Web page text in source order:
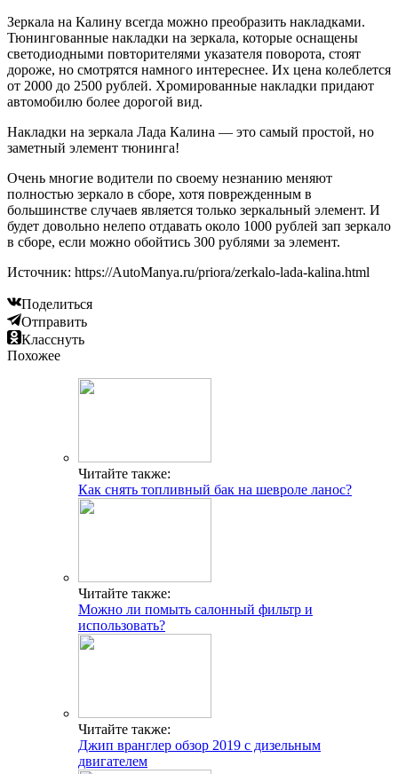
Зеркала на Калину всегда можно преобразить накладками.
Тюнингованные накладки на зеркала, которые оснащены
светодиодными повторителями указателя поворота, стоят
дороже, но смотрятся намного интереснее. Их цена колеблется
от 2000 до 2500 рублей. Хромированные накладки придают
автомобилю более дорогой вид.
Накладки на зеркала Лада Калина — это самый простой, но
заметный элемент тюнинга!
Очень многие водители по своему незнанию меняют
полностью зеркало в сборе, хотя поврежденным в
большинстве случаев является только зеркальный элемент. И
будет довольно нелепо отдавать около 1000 рублей зап зеркало
в сборе, если можно обойтись 300 рублями за элемент.
Источник: https://AutoManya.ru/priora/zerkalo-lada-kalina.html
Поделиться
Отправить
Класснуть
Похожее
Читайте также:
Как снять топливный бак на шевроле ланос?
Читайте также:
Можно ли помыть салонный фильтр и
использовать?
Читайте также:
Джип вранглер обзор 2019 с дизельным
двигателем